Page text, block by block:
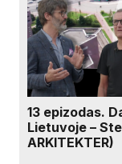
13 epizodas.
Lietuvoje –
ARKITEKTER)